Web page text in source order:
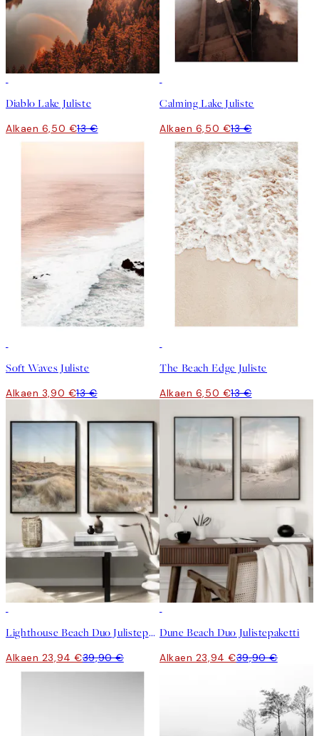
Diablo Lake Juliste
Alkaen 6,50 €13 €
Calming Lake Juliste
Alkaen 6,50 €13 €
Soft Waves Juliste
Alkaen 3,90 €13 €
The Beach Edge Juliste
Alkaen 6,50 €13 €
Lighthouse Beach Duo Julistepaketti
Alkaen 23,94 €39,90 €
Dune Beach Duo Julistepaketti
Alkaen 23,94 €39,90 €